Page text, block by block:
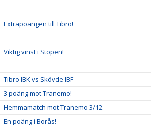
Extrapoängen till Tibro!
Viktig vinst i Stöpen!
Tibro IBK vs Skövde IBF
3 poäng mot Tranemo!
Hemmamatch mot Tranemo 3/12.
En poäng i Borås!